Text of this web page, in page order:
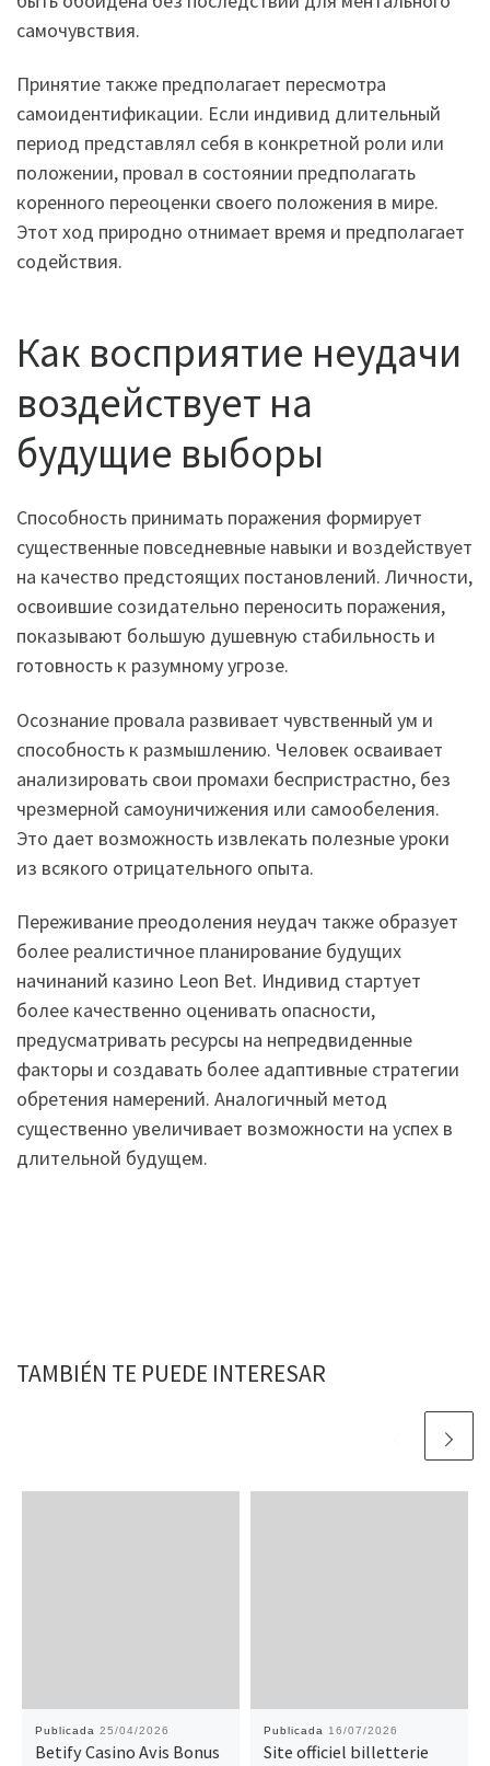
самочувствия.
Принятие также предполагает пересмотра
самоидентификации. Если индивид длительный
период представлял себя в конкретной роли или
положении, провал в состоянии предполагать
коренного переоценки своего положения в мире.
Этот ход природно отнимает время и предполагает
содействия.
Как восприятие неудачи
воздействует на
будущие выборы
Способность принимать поражения формирует
существенные повседневные навыки и воздействует
на качество предстоящих постановлений. Личности,
освоившие созидательно переносить поражения,
показывают большую душевную стабильность и
готовность к разумному угрозе.
Осознание провала развивает чувственный ум и
способность к размышлению. Человек осваивает
анализировать свои промахи беспристрастно, без
чрезмерной самоуничижения или самообеления.
Это дает возможность извлекать полезные уроки
из всякого отрицательного опыта.
Переживание преодоления неудач также образует
более реалистичное планирование будущих
начинаний казино Leon Bet. Индивид стартует
более качественно оценивать опасности,
предусматривать ресурсы на непредвиденные
факторы и создавать более адаптивные стратегии
обретения намерений. Аналогичный метод
существенно увеличивает возможности на успех в
длительной будущем.
TAMBIÉN TE PUEDE INTERESAR
Publicada 25/04/2026
Betify Casino Avis Bonus
Publicada 16/07/2026
Site officiel billetterie